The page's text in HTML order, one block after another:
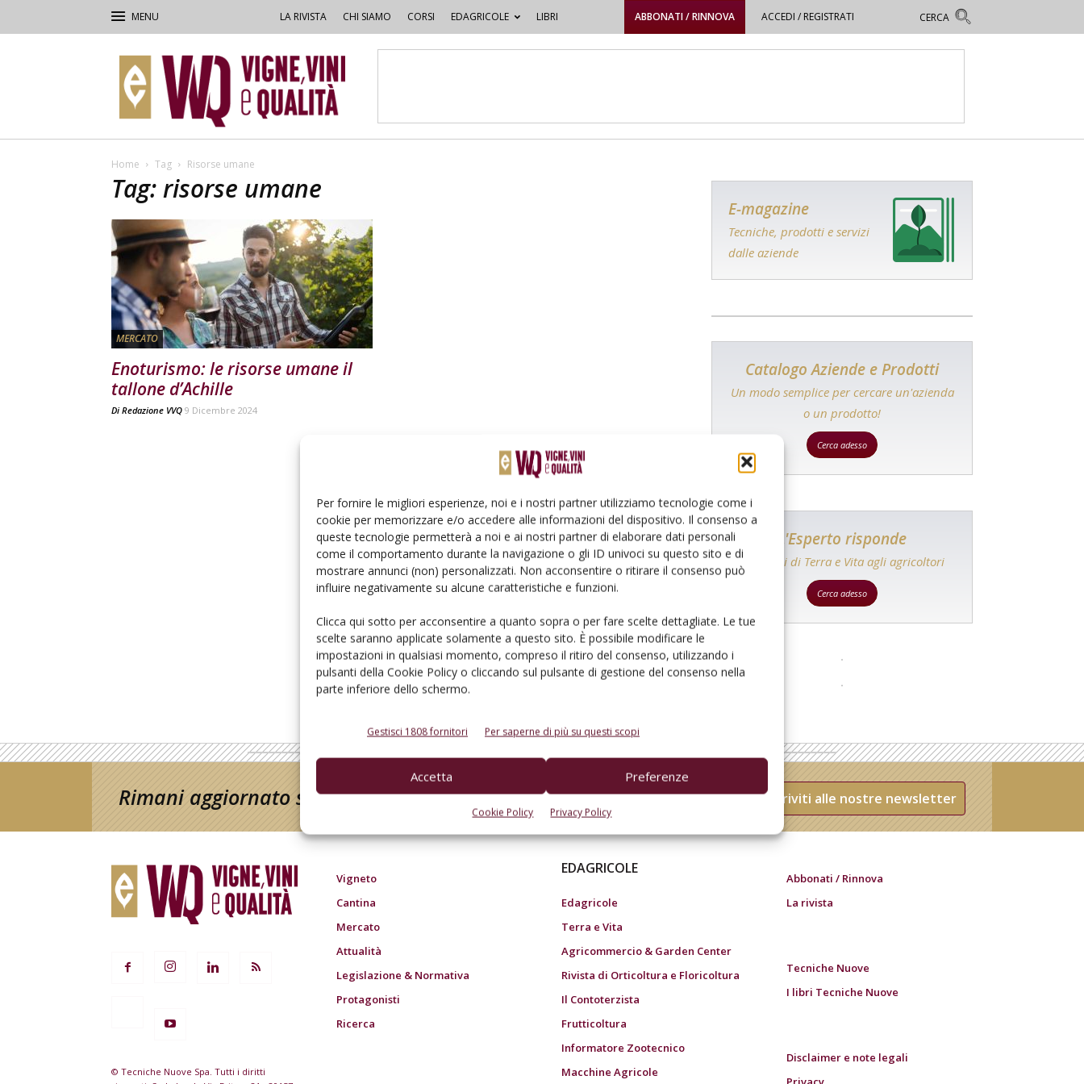
Per fornire le migliori esperienze, noi e i nostri partner utilizziamo tecnologie come i
cookie per memorizzare e/o accedere alle informazioni del dispositivo. Il consenso a
queste tecnologie permetterà a noi e ai nostri partner di elaborare dati personali
come il comportamento durante la navigazione o gli ID univoci su questo sito e di
mostrare annunci (non) personalizzati. Non acconsentire o ritirare il consenso può
influire negativamente su alcune caratteristiche e funzioni.
Clicca qui sotto per acconsentire a quanto sopra o per fare scelte dettagliate. Le tue
scelte saranno applicate solamente a questo sito. È possibile modificare le
impostazioni in qualsiasi momento, compreso il ritiro del consenso, utilizzando i
pulsanti della Cookie Policy o cliccando sul pulsante di gestione del consenso nella
parte inferiore dello schermo.
Gestisci 1808 fornitori Per saperne di più su questi scopi
Accetta Preferenze
Cookie Policy Privacy Policy
LA RIVISTA CHI SIAMO CORSI EDAGRICOLE LIBRI ABBONATI / RINNOVA ACCEDI / REGISTRATI
–
Vigne,
Vini
&
Home Tag Risorse umane
Tag: risorse umane
MERCATO
Enoturismo: le risorse umane il
tallone d’Achille
Di Redazione VVQ 9 Dicembre 2024
E-magazine
Tecniche, prodotti e servizi
dalle aziende
Catalogo Aziende e Prodotti
Un modo semplice per cercare un'azienda
o un prodotto!
Cerca adesso
L'Esperto risponde
I consigli di Terra e Vita agli agricoltori
Cerca adesso
Rimani aggiornato sul mondo dell’agricoltura Iscriviti alle nostre newsletter
© Tecniche Nuove Spa. Tutti i diritti
Vigneto
Cantina
Mercato
Attualità
Legislazione & Normativa
Protagonisti
Ricerca
EDAGRICOLE
Edagricole
Terra e Vita
Agricommercio & Garden Center
Rivista di Orticoltura e Floricoltura
Il Contoterzista
Frutticoltura
Informatore Zootecnico
Macchine Agricole
Abbonati / Rinnova
La rivista
Tecniche Nuove
I libri Tecniche Nuove
Disclaimer e note legali